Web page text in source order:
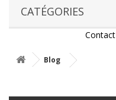
CATÉGORIES
Contact
Blog